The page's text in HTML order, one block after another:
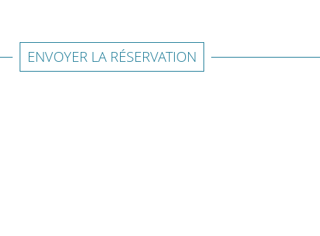
ENVOYER LA RÉSERVATION